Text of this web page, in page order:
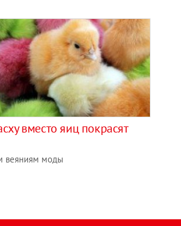
вместо яиц покрасят
веяниям моды